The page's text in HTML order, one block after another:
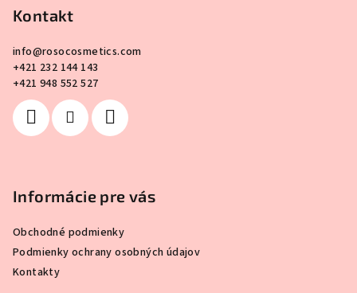
Kontakt
info@rosocosmetics.com
+421 232 144 143
+421 948 552 527
Informácie pre vás
Obchodné podmienky
Podmienky ochrany osobných údajov
Kontakty